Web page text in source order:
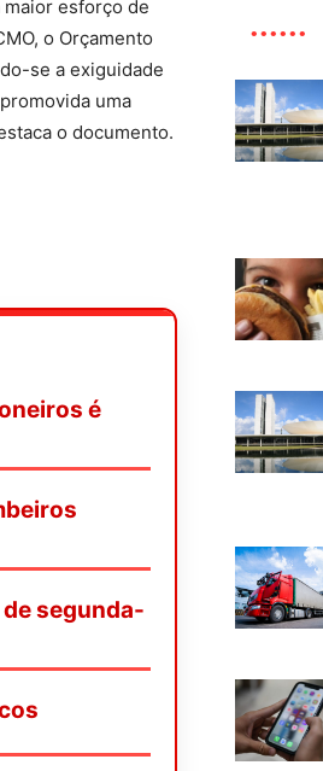
maior esforço de
o Orçamento
se a exiguidade
uma
o documento.
é
segunda-